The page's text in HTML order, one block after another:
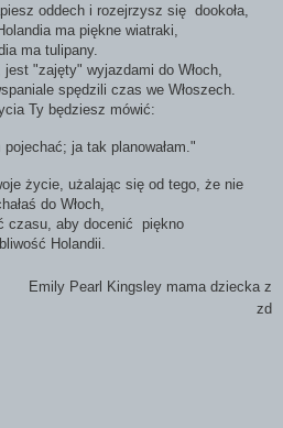
oddech i rozejrzysz się dookoła,
ma piękne wiatraki,
ma tulipany.
"zajęty" wyjazdami do Włoch,
spędzili czas we Włoszech.
Ty będziesz mówić:
ja tak planowałam."
życie, użalając się od tego, że nie
do Włoch,
czasu, aby docenić piękno
Holandii.
Emily Pearl Kingsley mama dziecka z
zd